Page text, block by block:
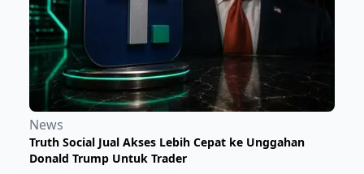
News
Truth Social Jual Akses Lebih Cepat ke Unggahan
Donald Trump Untuk Trader